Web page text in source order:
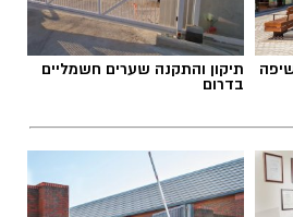
תיקון והתקנה שערים חשמליים
בדרום